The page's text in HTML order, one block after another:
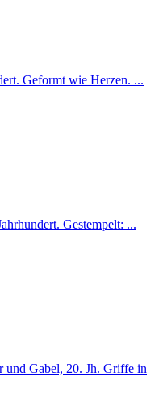
Geformt wie Herzen. ...
Gestempelt: ...
und Gabel, 20. Jh. Griffe in